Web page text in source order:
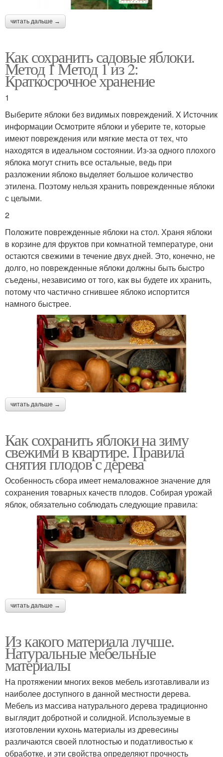
читать дальше →
Как сохранить садовые яблоки.
Метод 1 Метод 1 из 2:
Краткосрочное хранение
1
Выберите яблоки без видимых повреждений. X Источник
информации Осмотрите яблоки и уберите те, которые
имеют повреждения или мягкие места от тех, что
находятся в идеальном состоянии. Из-за одного плохого
яблока могут сгнить все остальные, ведь при
разложении яблоко выделяет большое количество
этилена. Поэтому нельзя хранить поврежденные яблоки
с целыми.
2
Положите поврежденные яблоки на стол. Храня яблоки
в корзине для фруктов при комнатной температуре, они
остаются свежими в течение двух дней. Это, конечно, не
долго, но поврежденные яблоки должны быть быстро
съедены, независимо от того, как вы будете их хранить,
потому что частично сгнившее яблоко испортится
намного быстрее.
читать дальше →
Как сохранить яблоки на зиму
свежими в квартире. Правила
снятия плодов с дерева
Особенность сбора имеет немаловажное значение для
сохранения товарных качеств плодов. Собирая урожай
яблок, обязательно соблюдать следующие правила:
читать дальше →
Из какого материала лучше.
Натуральные мебельные
материалы
На протяжении многих веков мебель изготавливали из
наиболее доступного в данной местности дерева.
Мебель из массива натурального дерева традиционно
выглядит добротной и солидной. Используемые в
изготовлении кухонь материалы из древесины
различаются своей плотностью и податливостью к
обработке, и эти свойства определяют прочность